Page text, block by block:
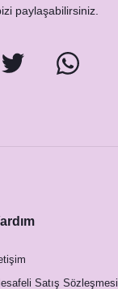
paylaşabilirsiniz.
Satış Sözleşmesi